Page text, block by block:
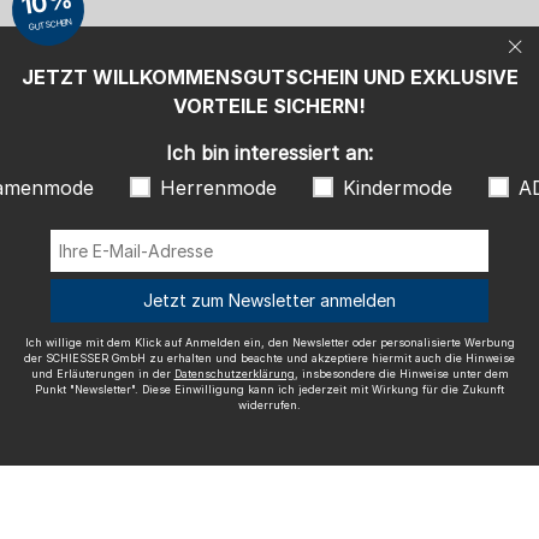
beachte und akzeptiere hiermit auch die Hinweise und Erläuterungen in
derDatenschutzerklärung, insbesondere die Hinweise unter dem Punkt
"Newsletter". Diese Einwilligung kann ich jederzeit mit Wirkung für die
Wir versenden mit
Ausgezeichnete Qualität
Mehr Informationen zu unseren Bewertungen
JETZT WILLKOMMENSGUTSCHEIN UND EXKLUSIVE
VORTEILE SICHERN!
GUTSCHEIN
Ich bin interessiert an:
Herrenmode Kindermode
Jetzt zum Newsletter anmelden
Ich willige mit dem Klick auf Anmelden ein, den Newsletter oder personalisierte Werbung
der SCHIESSER GmbH zu erhalten und beachte und akzeptiere hiermit auch die Hinweise
und Erläuterungen in der Datenschutzerklärung , insbesondere die Hinweise unter dem
Punkt "Newsletter". Diese Einwilligung kann ich jederzeit mit Wirkung für die Zukunft
widerrufen.